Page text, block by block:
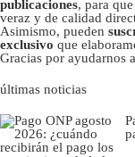
publicaciones, para
veraz y de calidad
Asimismo, pueden
exclusivo que
Gracias por ayudarnos
últimas noticias